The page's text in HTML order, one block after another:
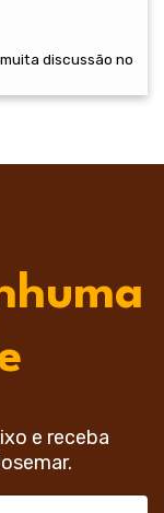
discussão no
e receba